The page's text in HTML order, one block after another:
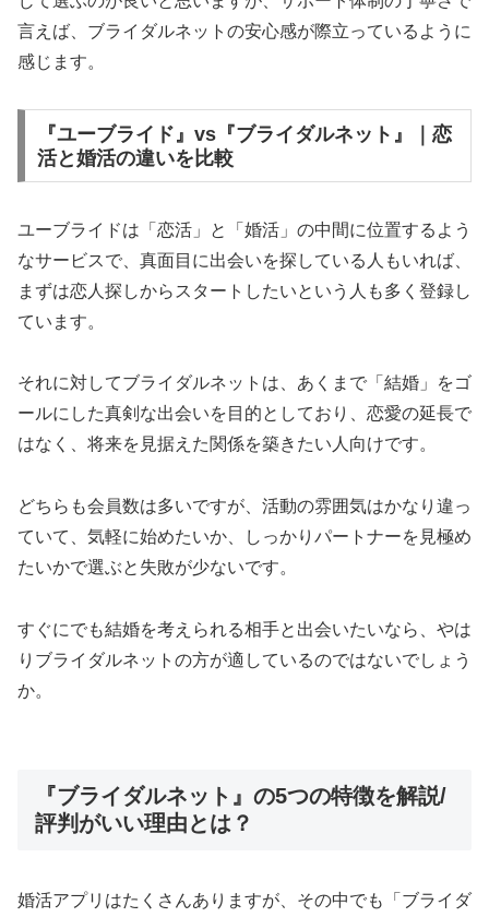
言えば、ブライダルネットの安心感が際立っているように
感じます。
『ユーブライド』vs『ブライダルネット』｜恋
活と婚活の違いを比較
ユーブライドは「恋活」と「婚活」の中間に位置するよう
なサービスで、真面目に出会いを探している人もいれば、
まずは恋人探しからスタートしたいという人も多く登録し
ています。
それに対してブライダルネットは、あくまで「結婚」をゴ
ールにした真剣な出会いを目的としており、恋愛の延長で
はなく、将来を見据えた関係を築きたい人向けです。
どちらも会員数は多いですが、活動の雰囲気はかなり違っ
ていて、気軽に始めたいか、しっかりパートナーを見極め
たいかで選ぶと失敗が少ないです。
すぐにでも結婚を考えられる相手と出会いたいなら、やは
りブライダルネットの方が適しているのではないでしょう
か。
『ブライダルネット』の5つの特徴を解説/
評判がいい理由とは？
婚活アプリはたくさんありますが、その中でも「ブライダ